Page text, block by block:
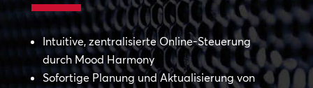
Intuitive, zentralisierte Online-Steuerung
durch Mood Harmony
Sofortige Planung und Aktualisierung von